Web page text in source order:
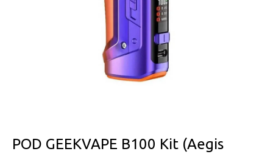
POD GEEKVAPE B100 Kit (Aegis